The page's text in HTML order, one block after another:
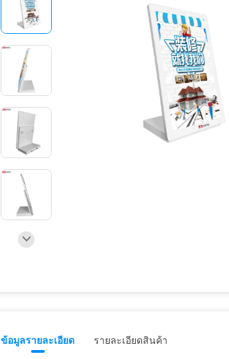
ข้อมูลรายละเอียด รายละเอียดสินค้า